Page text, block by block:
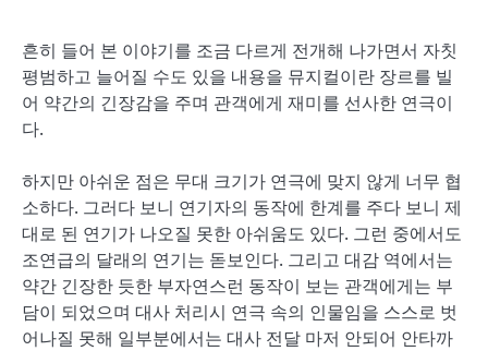
흔히 들어 본 이야기를 조금 다르게 전개해 나가면서 자칫
평범하고 늘어질 수도 있을 내용을 뮤지컬이란 장르를 빌
어 약간의 긴장감을 주며 관객에게 재미를 선사한 연극이
다.
하지만 아쉬운 점은 무대 크기가 연극에 맞지 않게 너무 협
소하다. 그러다 보니 연기자의 동작에 한계를 주다 보니 제
대로 된 연기가 나오질 못한 아쉬움도 있다. 그런 중에서도
조연급의 달래의 연기는 돋보인다. 그리고 대감 역에서는
약간 긴장한 듯한 부자연스런 동작이 보는 관객에게는 부
담이 되었으며 대사 처리시 연극 속의 인물임을 스스로 벗
어나질 못해 일부분에서는 대사 전달 마저 안되어 안타까